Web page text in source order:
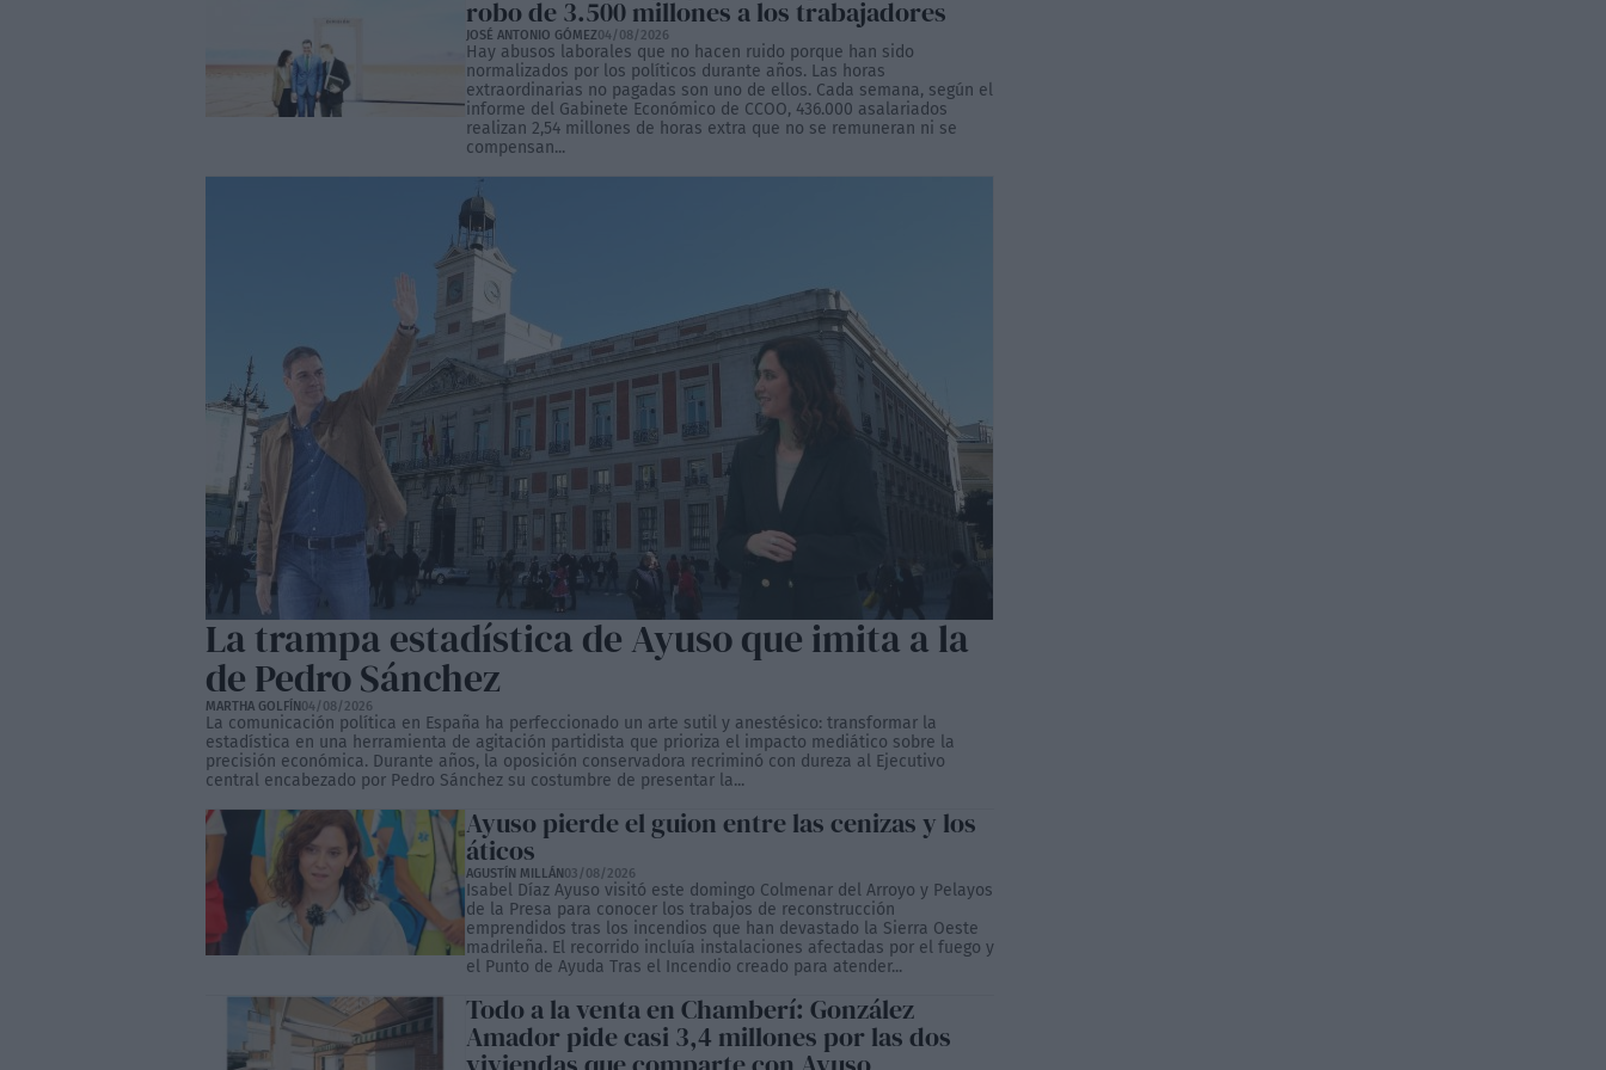
robo de 3.500 millones a los trabajadores
JOSÉ ANTONIO GÓMEZ04/08/2026
Hay abusos laborales que no hacen ruido porque han sido
normalizados por los políticos durante años. Las horas
extraordinarias no pagadas son uno de ellos. Cada semana, según el
informe del Gabinete Económico de CCOO, 436.000 asalariados
realizan 2,54 millones de horas extra que no se remuneran ni se
compensan...
La trampa estadística de Ayuso que imita a la
de Pedro Sánchez
MARTHA GOLFÍN04/08/2026
La comunicación política en España ha perfeccionado un arte sutil y anestésico: transformar la
estadística en una herramienta de agitación partidista que prioriza el impacto mediático sobre la
precisión económica. Durante años, la oposición conservadora recriminó con dureza al Ejecutivo
central encabezado por Pedro Sánchez su costumbre de presentar la...
Ayuso pierde el guion entre las cenizas y los
áticos
AGUSTÍN MILLÁN03/08/2026
Isabel Díaz Ayuso visitó este domingo Colmenar del Arroyo y Pelayos
de la Presa para conocer los trabajos de reconstrucción
emprendidos tras los incendios que han devastado la Sierra Oeste
madrileña. El recorrido incluía instalaciones afectadas por el fuego y
el Punto de Ayuda Tras el Incendio creado para atender...
Todo a la venta en Chamberí: González
Amador pide casi 3,4 millones por las dos